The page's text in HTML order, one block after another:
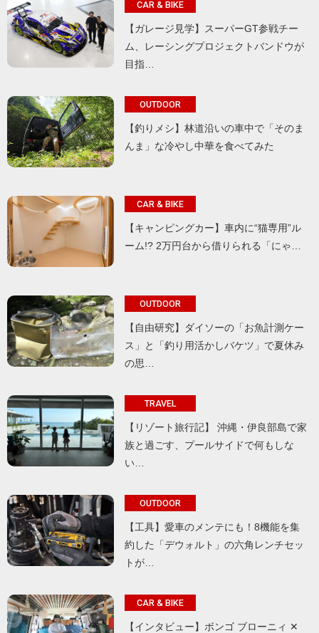
CAR & BIKE
【ガレージ見学】スーパーGT参戦チー
ム、レーシングプロジェクトバンドウが
目指…
OUTDOOR
【釣りメシ】林道沿いの車中で「そのま
んま」な冷やし中華を食べてみた
CAR & BIKE
【キャンピングカー】車内に“猫専用”ル
ーム!? 2万円台から借りられる「にゃ…
OUTDOOR
【自由研究】ダイソーの「お魚計測ケー
ス」と「釣り用活かしバケツ」で夏休み
の思…
TRAVEL
【リゾート旅行記】 沖縄・伊良部島で家
族と過ごす、プールサイドで何もしな
い…
OUTDOOR
【工具】愛車のメンテにも！8機能を集
約した「デウォルト」の六角レンチセッ
トが…
CAR & BIKE
【インタビュー】ボンゴ ブローニィ ✕